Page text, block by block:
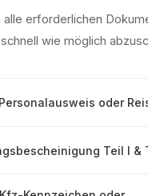
alle erforderlichen
wie möglich
oder
Teil I &